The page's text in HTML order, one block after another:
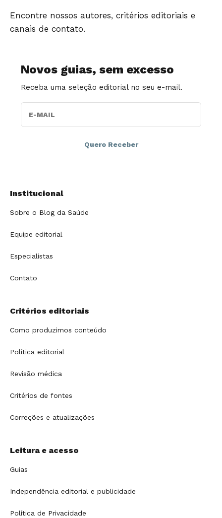
Encontre nossos autores, critérios editoriais e
canais de contato.
Novos guias, sem excesso
Receba uma seleção editorial no seu e-mail.
Institucional
Sobre o Blog da Saúde
Equipe editorial
Especialistas
Contato
Critérios editoriais
Como produzimos conteúdo
Política editorial
Revisão médica
Critérios de fontes
Correções e atualizações
Leitura e acesso
Guias
Independência editorial e publicidade
Política de Privacidade